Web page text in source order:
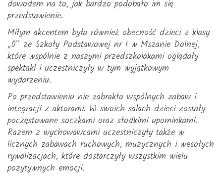
dowodem na to, jak bardzo podobało im się
przedstawienie.
Miłym akcentem była również obecność dzieci z klasy
„0” ze Szkoły Podstawowej nr 1 w Mszanie Dolnej,
które wspólnie z naszymi przedszkolakami oglądały
spektakl i uczestniczyły w tym wyjątkowym
wydarzeniu.
Po przedstawieniu nie zabrakło wspólnych zabaw i
integracji z aktorami. W swoich salach dzieci zostały
poczęstowane soczkami oraz słodkimi upominkami.
Razem z wychowawcami uczestniczyły także w
licznych zabawach ruchowych, muzycznych i wesołych
rywalizacjach, które dostarczyły wszystkim wielu
pozytywnych emocji.